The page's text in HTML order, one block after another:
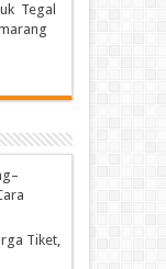
Tegal
Tiket,